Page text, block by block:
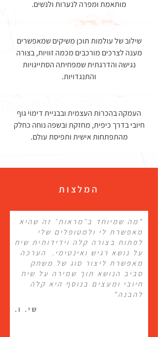
מותאמת ומפרה לנערות ולנשים.
שילוב של עולמות תוכן משיקים שמאפשרים
מענה לצרכים מורכבים מכמה זוויות, בצורה
נגישה והדרגתית שמפחיתה הסתייגויות
והתנגדויות.
העמקה בהכרות העצמית ובבניית דימוי גוף
חיובי בדרך כיפית, מחזקת ובשפה נוחה כחלק
מהתפתחות אישית ותפיסת עולם.
המלצות
"מה שמיוחד ב״מראות״ זה שהיא
מאפשרת לי ולמטופלים שלי
לפתוח בצורה קלה וידידותית שיח
על נושא רגיש ואינטימי. הערכה
מאפשרת ליצור סוג של משחק
סביב הנושא תוך שמירה על שיח
חיובי ומעצים בנוסף היא קלה
להבנה"
שי. ו.